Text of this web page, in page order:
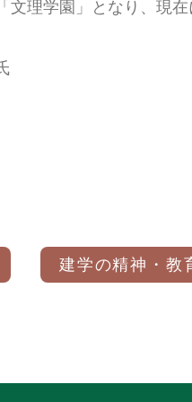
理学園」となり、現在
建学の精神・教